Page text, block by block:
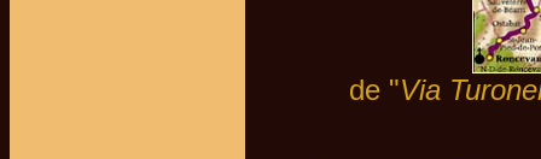
de "Via